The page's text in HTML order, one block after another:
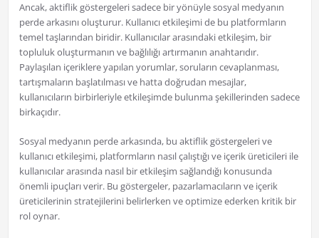
Ancak, aktiflik göstergeleri sadece bir yönüyle sosyal medyanın
perde arkasını oluşturur. Kullanıcı etkileşimi de bu platformların
temel taşlarından biridir. Kullanıcılar arasındaki etkileşim, bir
topluluk oluşturmanın ve bağlılığı artırmanın anahtarıdır.
Paylaşılan içeriklere yapılan yorumlar, soruların cevaplanması,
tartışmaların başlatılması ve hatta doğrudan mesajlar,
kullanıcıların birbirleriyle etkileşimde bulunma şekillerinden sadece
birkaçıdır.
Sosyal medyanın perde arkasında, bu aktiflik göstergeleri ve
kullanıcı etkileşimi, platformların nasıl çalıştığı ve içerik üreticileri ile
kullanıcılar arasında nasıl bir etkileşim sağlandığı konusunda
önemli ipuçları verir. Bu göstergeler, pazarlamacıların ve içerik
üreticilerinin stratejilerini belirlerken ve optimize ederken kritik bir
rol oynar.